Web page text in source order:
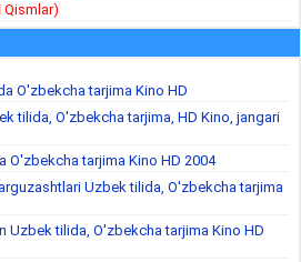
Qismlar)
O'zbekcha tarjima Kino HD
tilida, O'zbekcha tarjima, HD Kino, jangari
O'zbekcha tarjima Kino HD 2004
Uzbek tilida, O'zbekcha tarjima
Uzbek tilida, O'zbekcha tarjima Kino HD